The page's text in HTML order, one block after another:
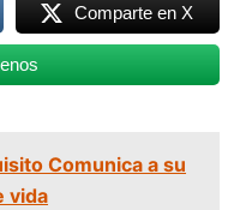
Comparte en X
Comunica a su
vida